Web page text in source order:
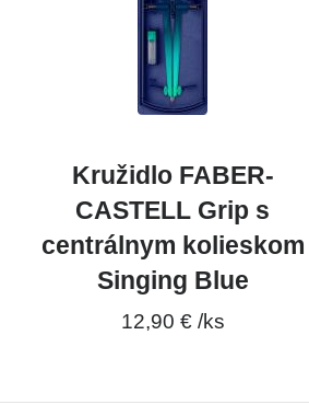
Kružidlo FABER-
CASTELL Grip s
centrálnym kolieskom
Singing Blue
12,90 € /ks